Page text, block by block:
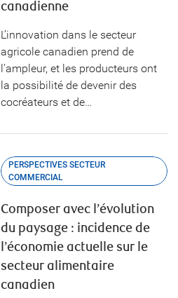
canadienne
L’innovation dans le secteur
agricole canadien prend de
l’ampleur, et les producteurs ont
la possibilité de devenir des
cocréateurs et de…
PERSPECTIVES SECTEUR
COMMERCIAL
Composer avec l’évolution
du paysage : incidence de
l’économie actuelle sur le
secteur alimentaire
canadien